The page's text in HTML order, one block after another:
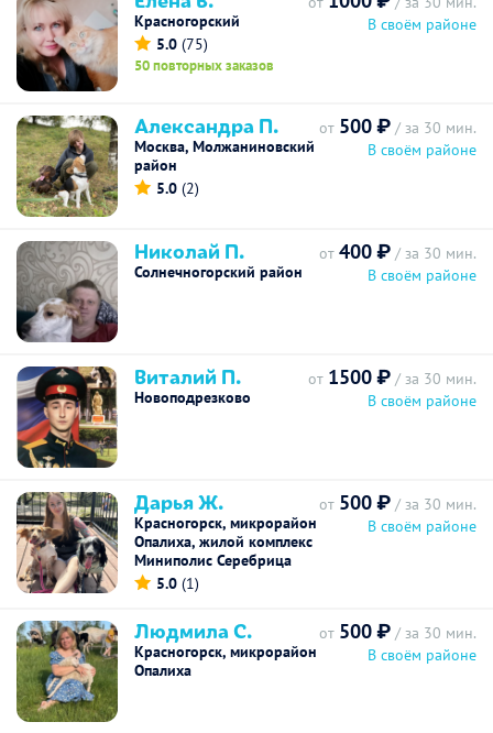
Красногорский
5.0 (75)
50 повторных заказов
В своём районе
Александра П.
Москва, Молжаниновский
район
5.0 (2)
от 500 ₽ / за 30 мин.
В своём районе
Николай П.
Солнечногорский район
от 400 ₽ / за 30 мин.
В своём районе
Виталий П.
Новоподрезково
от 1500 ₽ / за 30 мин.
В своём районе
Дарья Ж.
Красногорск, микрорайон
Опалиха, жилой комплекс
Миниполис Серебрица
5.0 (1)
от 500 ₽ / за 30 мин.
В своём районе
Людмила С.
Красногорск, микрорайон
Опалиха
от 500 ₽ / за 30 мин.
В своём районе